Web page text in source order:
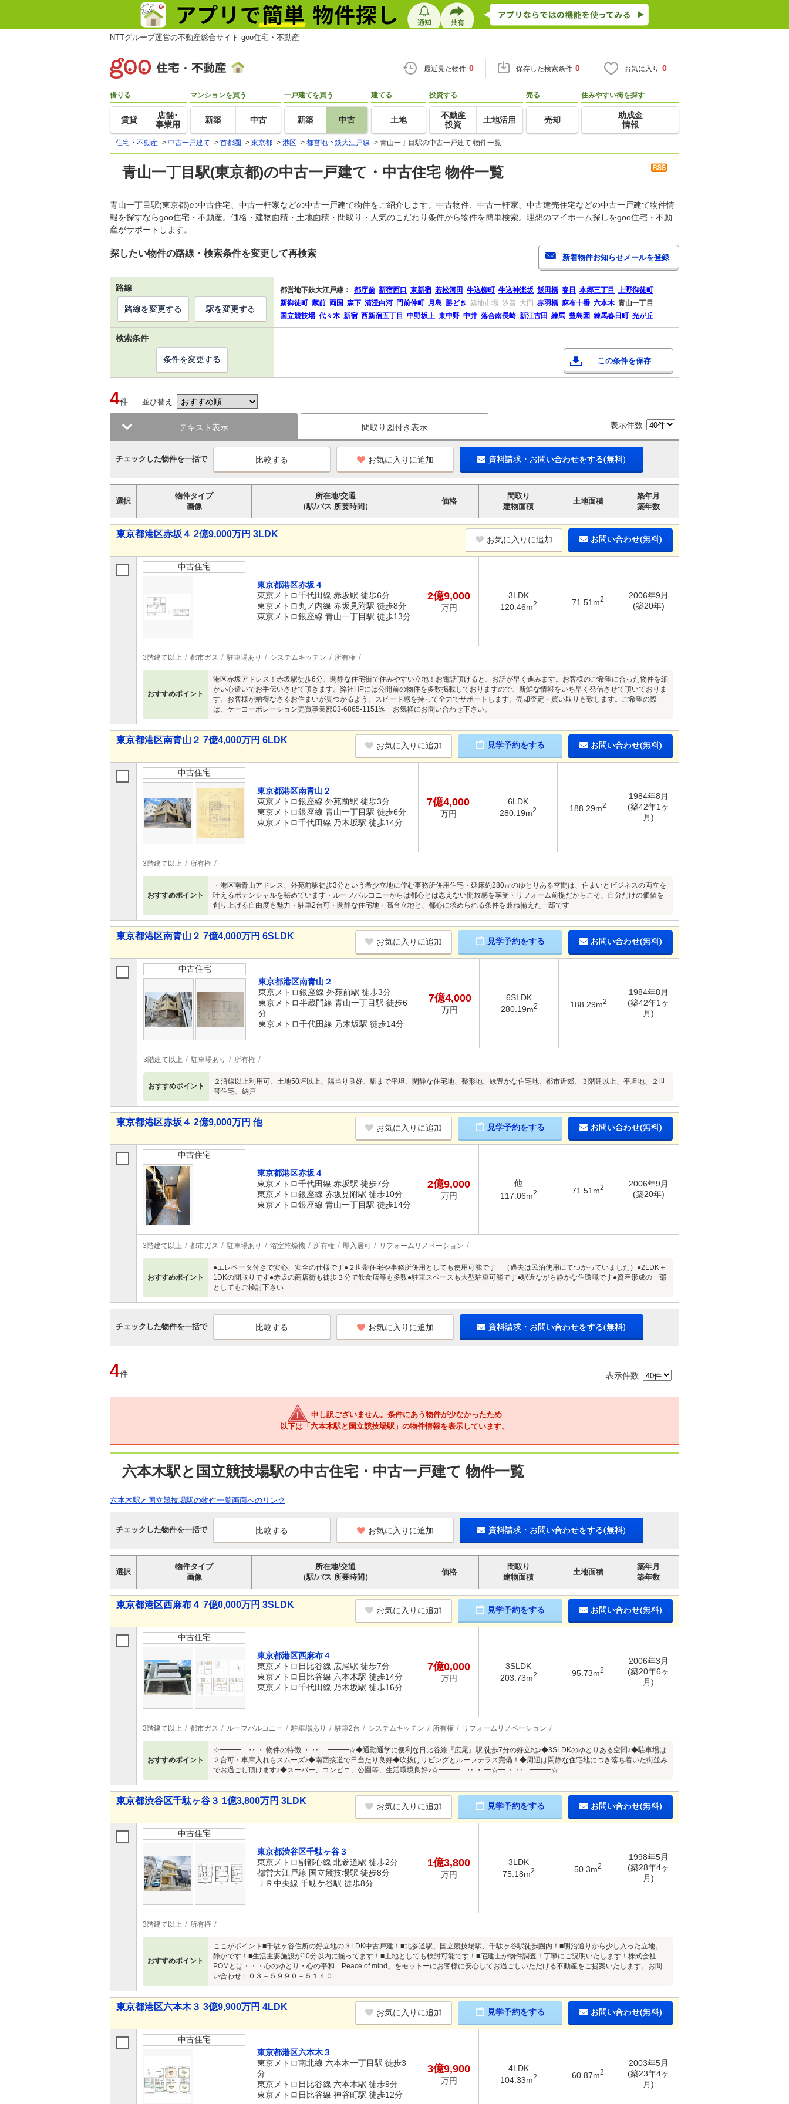
NTTグループ運営の不動産総合サイト goo住宅・不動産
最近見た物件 0 保存した検索条件 0 お気に入り 0
借りる
賃貸
店舗･
事業用
マンションを買う
新築 中古
一戸建てを買う
新築 中古
建てる
土地
投資する
不動産
投資
土地活用
売る
売却
住みやすい街を探す
助成金
情報
住宅・不動産 > 中古一戸建て > 首都圏 > 東京都 > 港区 > 都営地下鉄大江戸線 > 青山一丁目駅の中古一戸建て 物件一覧
青山一丁目駅(東京都)の中古一戸建て・中古住宅 物件一覧
青山一丁目駅(東京都)の中古住宅、中古一軒家などの中古一戸建て物件をご紹介します。中古物件、中古一軒家、中古建売住宅などの中古一戸建て物件情
報を探すならgoo住宅・不動産。価格・建物面積・土地面積・間取り・人気のこだわり条件から物件を簡単検索。理想のマイホーム探しをgoo住宅・不動
産がサポートします。
探したい物件の路線・検索条件を変更して再検索
路線 都営地下鉄大江戸線： 都庁前 新宿西口 東新宿 若松河田 牛込柳町 牛込神楽坂 飯田橋 春日 本郷三丁目
上野御徒町
新御徒町 蔵前 両国 森下 清澄白河 門前仲町 月島 勝どき 築地市場 汐留 大門 赤羽橋 麻布十番 六本木 青山一丁目
国立競技場 代々木 新宿 西新宿五丁目 中野坂上 東中野 中井 落合南長崎 新江古田 練馬 豊島園 練馬春日町 光が丘
路線を変更する 駅を変更する
検索条件
この条件を保存
条件を変更する
4件 並び替え
テキスト表示 間取り図付き表示 表示件数
チェックした物件を一括で お気に入りに追加 資料請求・お問い合わせをする(無料)
選択
物件タイプ
画像
所在地/交通
（駅/バス 所要時間）
価格
間取り
建物面積
土地面積
築年月
築年数
東京都港区赤坂４ 2億9,000万円 3LDK
お気に入りに追加 お問い合わせ(無料)
中古住宅
東京都港区赤坂４
東京メトロ千代田線 赤坂駅 徒歩6分
東京メトロ丸ノ内線 赤坂見附駅 徒歩8分
東京メトロ銀座線 青山一丁目駅 徒歩13分
2億9,000
万円
3LDK
120.46m2 71.51m2
2006年9月
(築20年)
3階建て以上 都市ガス 駐車場あり システムキッチン 所有権
おすすめポイント
港区赤坂アドレス！赤坂駅徒歩6分、閑静な住宅街で住みやすい立地！お電話頂けると、お話が早く進みます。お客様のご希望に合った物件を細
かい心遣いでお手伝いさせて頂きます。弊社HPには公開前の物件を多数掲載しておりますので、新鮮な情報をいち早く発信させて頂いておりま
す。お客様が納得なさるお住まいが見つかるよう、スピード感を持って全力でサポートします。売却査定・買い取りも致します。ご希望の際
は、ケーコーポレーション売買事業部03-6865-1151迄 お気軽にお問い合わせ下さい。
東京都港区南青山２ 7億4,000万円 6LDK
お気に入りに追加 見学予約をする お問い合わせ(無料)
中古住宅
東京都港区南青山２
東京メトロ銀座線 外苑前駅 徒歩3分
東京メトロ銀座線 青山一丁目駅 徒歩6分
東京メトロ千代田線 乃木坂駅 徒歩14分
7億4,000
万円
6LDK
280.19m2 188.29m2
1984年8月
(築42年1ヶ
月)
3階建て以上 所有権
おすすめポイント
・港区南青山アドレス、外苑前駅徒歩3分という希少立地に佇む事務所併用住宅・延床約280㎡のゆとりある空間は、住まいとビジネスの両立を
叶えるポテンシャルを秘めています・ルーフバルコニーからは都心とは思えない開放感を享受・リフォーム前提だからこそ、自分だけの価値を
創り上げる自由度も魅力・駐車2台可・閑静な住宅地・高台立地と、都心に求められる条件を兼ね備えた一邸です
東京都港区南青山２ 7億4,000万円 6SLDK
お気に入りに追加 見学予約をする お問い合わせ(無料)
中古住宅
東京都港区南青山２
東京メトロ銀座線 外苑前駅 徒歩3分
東京メトロ半蔵門線 青山一丁目駅 徒歩6
分
東京メトロ千代田線 乃木坂駅 徒歩14分
7億4,000
万円
6SLDK
280.19m2 188.29m2
1984年8月
(築42年1ヶ
月)
3階建て以上 駐車場あり 所有権
おすすめポイント
２沿線以上利用可、土地50坪以上、陽当り良好、駅まで平坦、閑静な住宅地、整形地、緑豊かな住宅地、都市近郊、３階建以上、平坦地、２世
帯住宅、納戸
東京都港区赤坂４ 2億9,000万円 他
お気に入りに追加 見学予約をする お問い合わせ(無料)
中古住宅
東京都港区赤坂４
東京メトロ千代田線 赤坂駅 徒歩7分
東京メトロ銀座線 赤坂見附駅 徒歩10分
東京メトロ銀座線 青山一丁目駅 徒歩14分
2億9,000
万円
他
117.06m2 71.51m2
2006年9月
(築20年)
3階建て以上 都市ガス 駐車場あり 浴室乾燥機 所有権 即入居可 リフォームリノベーション
おすすめポイント
●エレベータ付きで安心、安全の仕様です●２世帯住宅や事務所併用としても使用可能です （過去は民泊使用にてつかっていました）●2LDK＋
1DKの間取りです●赤坂の商店街も徒歩３分で飲食店等も多数●駐車スペースも大型駐車可能です●駅近ながら静かな住環境です●資産形成の一部
としてもご検討下さい
チェックした物件を一括で お気に入りに追加 資料請求・お問い合わせをする(無料)
4件 表示件数
申し訳ございません。条件にあう物件が少なかったため
以下は「六本木駅と国立競技場駅」の物件情報を表示しています。
六本木駅と国立競技場駅の中古住宅・中古一戸建て 物件一覧
六本木駅と国立競技場駅の物件一覧画面へのリンク
チェックした物件を一括で お気に入りに追加 資料請求・お問い合わせをする(無料)
選択
物件タイプ
画像
所在地/交通
（駅/バス 所要時間）
価格
間取り
建物面積
土地面積
築年月
築年数
東京都港区西麻布４ 7億0,000万円 3SLDK
お気に入りに追加 見学予約をする お問い合わせ(無料)
中古住宅
東京都港区西麻布４
東京メトロ日比谷線 広尾駅 徒歩7分
東京メトロ日比谷線 六本木駅 徒歩14分
東京メトロ千代田線 乃木坂駅 徒歩16分
7億0,000
万円
3SLDK
203.73m2 95.73m2
2006年3月
(築20年6ヶ
月)
3階建て以上 都市ガス ルーフバルコニー 駐車場あり 駐車2台 システムキッチン 所有権 リフォームリノベーション
おすすめポイント
☆━━━…‥ ・ 物件の特徴 ・ ‥ …━━━☆◆通勤通学に便利な日比谷線『広尾』駅 徒歩7分の好立地♪◆3SLDKのゆとりある空間♪◆駐車場は
２台可・車庫入れもスムーズ♪◆南西接道で日当たり良好◆吹抜けリビングとルーフテラス完備！◆周辺は閑静な住宅地につき落ち着いた街並み
でお過ごし頂けます♪◆スーパー、コンビニ、公園等、生活環境良好♪☆━━━…‥ ・ ━☆━ ・ ‥…━━━☆
東京都渋谷区千駄ヶ谷３ 1億3,800万円 3LDK
お気に入りに追加 見学予約をする お問い合わせ(無料)
中古住宅
東京都渋谷区千駄ヶ谷３
東京メトロ副都心線 北参道駅 徒歩2分
都営大江戸線 国立競技場駅 徒歩8分
ＪＲ中央線 千駄ケ谷駅 徒歩8分
1億3,800
万円
3LDK
75.18m2 50.3m2
1998年5月
(築28年4ヶ
月)
3階建て以上 所有権
おすすめポイント
ここがポイント■千駄ヶ谷住所の好立地の３LDK中古戸建！■北参道駅、国立競技場駅、千駄ヶ谷駅徒歩圏内！■明治通りから少し入った立地。
静かです！■生活主要施設が10分以内に揃ってます！■土地としても検討可能です！■宅建士が物件調査！丁寧にご説明いたします！株式会社
POMとは・・・心のゆとり・心の平和「Peace of mind」をモットーにお客様に安心してお過ごしいただける不動産をご提案いたします。お問
い合わせ：０３－５９９０－５１４０
東京都港区六本木３ 3億9,900万円 4LDK
お気に入りに追加 見学予約をする お問い合わせ(無料)
中古住宅
東京都港区六本木３
東京メトロ南北線 六本木一丁目駅 徒歩3
分
東京メトロ日比谷線 六本木駅 徒歩9分
東京メトロ日比谷線 神谷町駅 徒歩12分
3億9,900
万円
4LDK
104.33m2 60.87m2
2003年5月
(築23年4ヶ
月)